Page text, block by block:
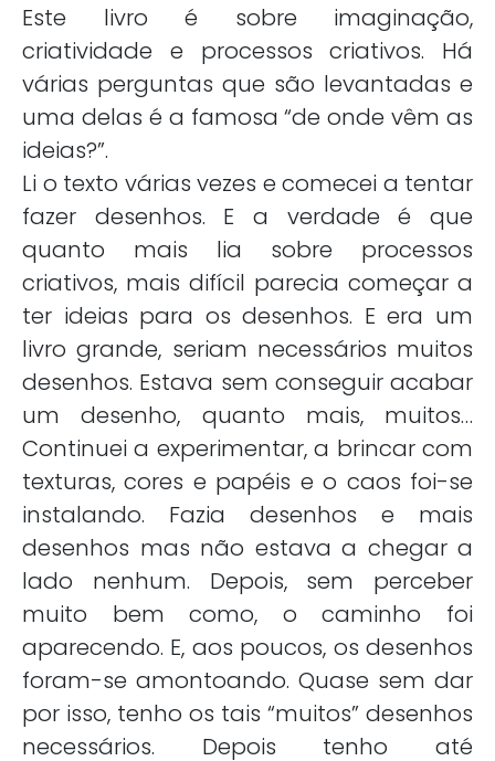
Este livro é sobre imaginação,
criatividade e processos criativos. Há
várias perguntas que são levantadas e
uma delas é a famosa “de onde vêm as
ideias?”.
Li o texto várias vezes e comecei a tentar
fazer desenhos. E a verdade é que
quanto mais lia sobre processos
criativos, mais difícil parecia começar a
ter ideias para os desenhos. E era um
livro grande, seriam necessários muitos
desenhos. Estava sem conseguir acabar
um desenho, quanto mais, muitos…
Continuei a experimentar, a brincar com
texturas, cores e papéis e o caos foi-se
instalando. Fazia desenhos e mais
desenhos mas não estava a chegar a
lado nenhum. Depois, sem perceber
muito bem como, o caminho foi
aparecendo. E, aos poucos, os desenhos
foram-se amontoando. Quase sem dar
por isso, tenho os tais “muitos” desenhos
necessários. Depois tenho até